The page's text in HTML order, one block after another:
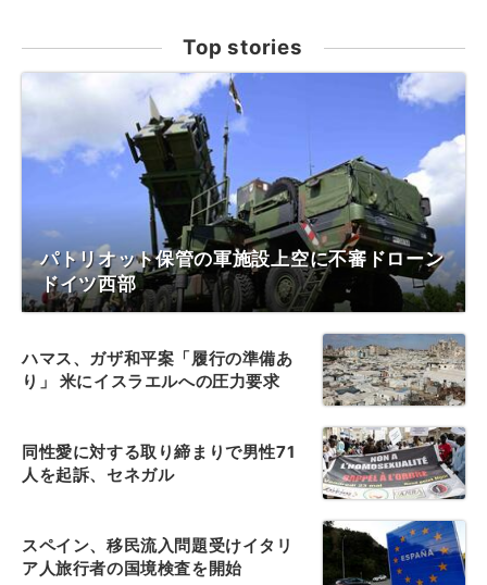
Top stories
パトリオット保管の軍施設上空に不審ドローン
ドイツ西部
ハマス、ガザ和平案「履行の準備あ
り」 米にイスラエルへの圧力要求
同性愛に対する取り締まりで男性71
人を起訴、セネガル
スペイン、移民流入問題受けイタリ
ア人旅行者の国境検査を開始